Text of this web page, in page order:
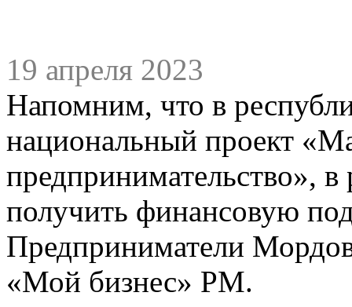
19 апреля 2023
Напомним, что в
национальный проект
предпринимательство»,
получить финансовую
Предприниматели
«Мой бизнес» РМ.